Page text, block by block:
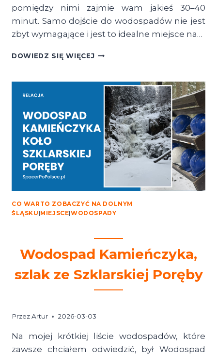
pomiędzy nimi zajmie wam jakieś 30–40
minut. Samo dojście do wodospadów nie jest
zbyt wymagające i jest to idealne miejsce na…
DOWIEDZ SIĘ WIĘCEJWODOSPAD
KASKADY
MALOWNICZA
TRASA
DO
DWÓCH
WODOSPADÓW
PRZESIECE
CO WARTO ZOBACZYĆ NA DOLNYM
ŚLĄSKU |MIEJSCE|WODOSPADY
Wodospad Kamieńczyka,
szlak ze Szklarskiej Poręby
PrzezArtur 2026-03-03
Na mojej krótkiej liście wodospadów, które
zawsze chciałem odwiedzić, był Wodospad